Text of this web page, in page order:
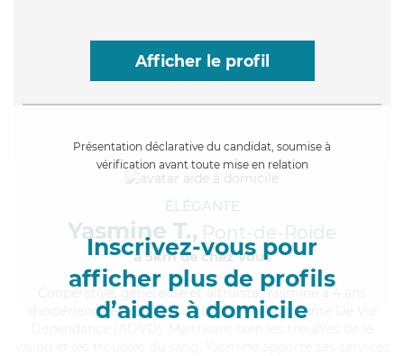
Afficher le profil
Présentation déclarative du candidat, soumise à
vérification avant toute mise en relation
Inscrivez-vous pour
afficher plus de profils
d’aides à domicile
ÉLÉGANTE
Yasmine T., Pont-de-Roide
à 5km de chez Vous
, généreuse et altruiste, Yasmine a 4 ans
d'expérience et possède un diplôme d'Assistante De Vie